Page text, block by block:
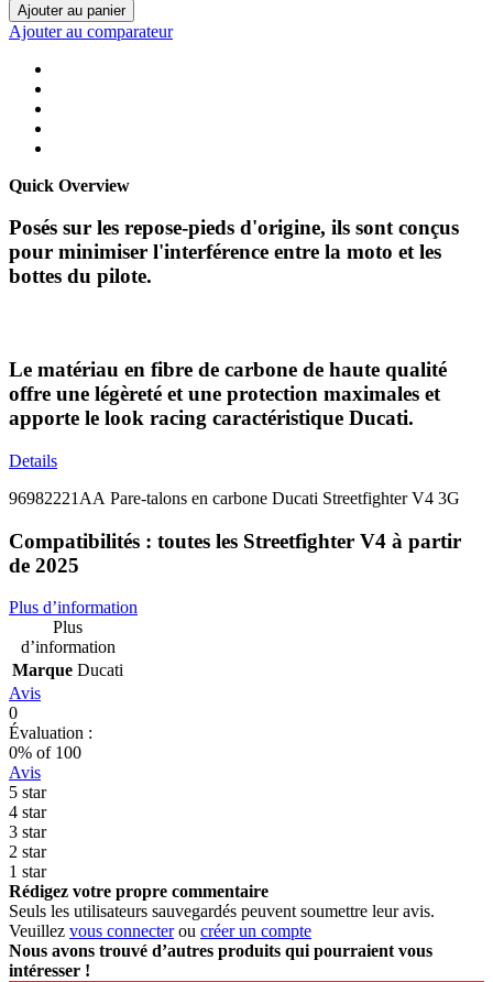
Ajouter au panier
Ajouter au comparateur
Quick Overview
Posés sur les repose-pieds d'origine, ils sont conçus
pour minimiser l'interférence entre la moto et les
bottes du pilote.
Le matériau en fibre de carbone de haute qualité
offre une légèreté et une protection maximales et
apporte le look racing caractéristique Ducati.
Details
96982221AA Pare-talons en carbone Ducati Streetfighter V4 3G
Compatibilités : toutes les Streetfighter V4 à partir
de 2025
Plus d’information
Plus
d’information
Marque Ducati
Avis
0
Évaluation :
0% of 100
Avis
5 star
4 star
3 star
2 star
1 star
Rédigez votre propre commentaire
Seuls les utilisateurs sauvegardés peuvent soumettre leur avis.
Veuillez vous connecterou créer un compte
Nous avons trouvé d’autres produits qui pourraient vous
intéresser !